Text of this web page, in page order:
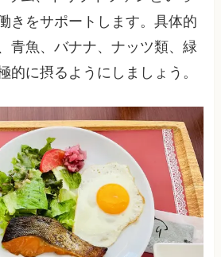
きをサポートします。具体的
青魚、バナナ、ナッツ類、緑
的に摂るようにしましょう。